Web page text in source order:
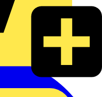
Datenschutzerklärung